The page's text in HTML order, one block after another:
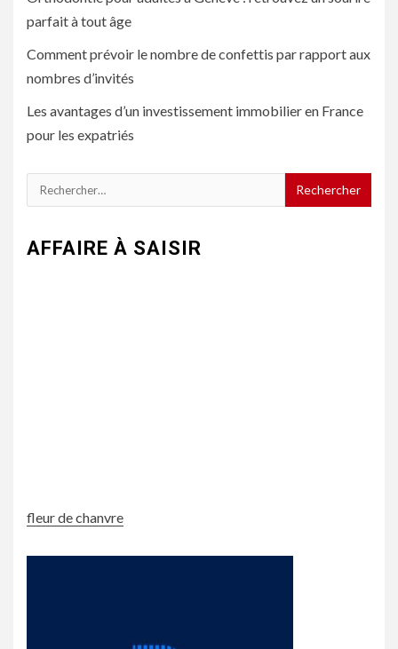
parfait à tout âge
Comment prévoir le nombre de confettis par rapport aux
nombres d’invités
Les avantages d’un investissement immobilier en France
pour les expatriés
Rechercher :
AFFAIRE À SAISIR
fleur de chanvre